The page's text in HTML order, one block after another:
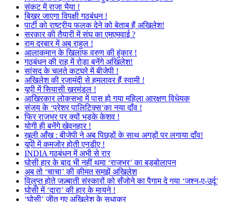
संकट में राजा भैया !
बिखर जाएगा विपक्षी गठबंधन !
पार्टी को राष्ट्रीय फलक देने को बेताब हैं अखिलेश!
सरकार की तैयारी में संघ का एमएमवाई ?
राम दरबार में अब राहुल !
आलाकमान के खिलाफ वरुण की हुंकार !
गठबंधन की राह में रोड़ा बनेंगे अखिलेश!
सांसद के चलते कटघरे में बीजेपी !
अखिलेश की रजामंदी से हमलावर हैं स्वामी !
यूपी में सियासी खरमंडल !
आखिरकार लोकसभा में पास हो गया महिला आरक्षण विधेयक
संजय के ‘प्रेशर पालिटिक्स’का नया दाँव !
फिर राजभर पर क्यों भड़के केशव !
योगी ही बनेंगे खेवनहार !
खुली आँख : बीजेपी ने अब पिछड़ों के साथ अगड़ों पर लगाया दाँव!
यूपी में कमजोर होती एनडीए !
INDIA गठबंधन में अभी से रार
घोसी हार के बाद भी नहीं थमा ‘राजभर’ का बड़बोलापन
अब तो ‘चाचा’ की कीमत समझें अखिलेश
विलुप्त होते जज़्बाती संस्कारों को सँजोने का पैगाम दे गया ‘जश्न-ए-उर्दू’
घोसी में ‘दारा’ की हार के मायने !
‘घोसी’ जीत गए अखिलेश के सुधाकर